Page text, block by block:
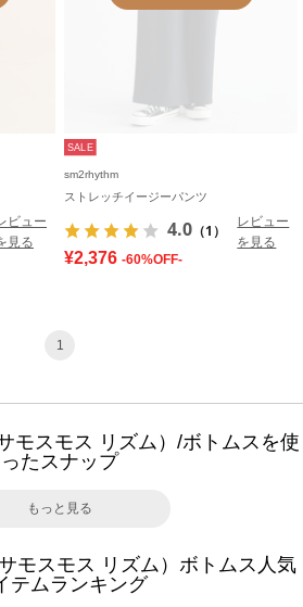
ビュー
見る
SALE
sm2rhythm
ストレッチイージーパンツ
4.0 （1）
レビュー
を見る
¥2,376 -60%OFF-
1
モスモス リズム）/ボトムスを使
ったスナップ
もっと見る
モスモス リズム）ボトムス人気
テムランキング